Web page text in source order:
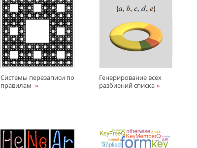
Системы перезаписи по
правилам
Генерирование всех
разбиений списка